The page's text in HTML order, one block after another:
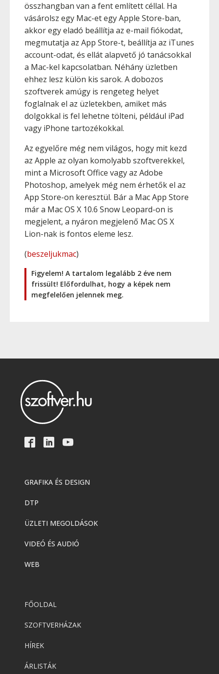
összhangban van a fent említett céllal. Ha
vásárolsz egy Mac-et egy Apple Store-ban,
akkor egy eladó beállítja az e-mail fiókodat,
megmutatja az App Store-t, beállítja az iTunes
account-odat, és ellát alapvető jó tanácsokkal
a Mac-kel kapcsolatban. Néhány üzletben
ehhez lesz külön kis sarok. A dobozos
szoftverek amúgy is rengeteg helyet
foglalnak el az üzletekben, amiket más
dolgokkal is fel lehetne tölteni, például iPad
vagy iPhone tartozékokkal.
Az egyelőre még nem világos, hogy mit kezd
az Apple az olyan komolyabb szoftverekkel,
mint a Microsoft Office vagy az Adobe
Photoshop, amelyek még nem érhetők el az
App Store-on keresztül. Bár a Mac App Store
már a Mac OS X 10.6 Snow Leopard-on is
megjelent, a nyáron megjelenő Mac OS X
Lion-nak is fontos eleme lesz.
(beszeljukmac)
Figyelem! A tartalom legalább 2 éve nem
frissült! Előfordulhat, hogy a képek nem
megfelelően jelennek meg.
GRAFIKA ÉS DESIGN
DTP
ÜZLETI MEGOLDÁSOK
VIDEÓ ÉS AUDIÓ
WEB
FŐOLDAL
SZOFTVERHÁZAK
HÍREK
ÁRLISTÁK